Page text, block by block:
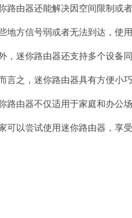
由器还能解决因空间限制或者
方信号弱或者无法到达，使用
迷你路由器还支持多个设备同
之，迷你路由器具有方便小巧
由器不仅适用于家庭和办公场
以尝试使用迷你路由器，享受